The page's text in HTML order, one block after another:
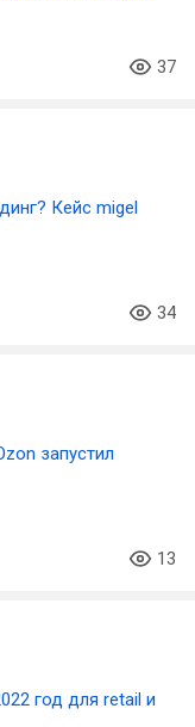
37
Кейс migel
34
запустил
13
год для retail и